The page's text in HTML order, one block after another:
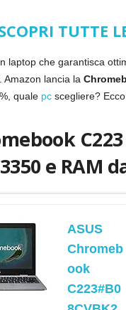
TUTTE
laptop che garantisca
Amazon lancia la
quale pcscegliere? Ecco
e RAM
ASUS
Chromeb
ook
C223#B0